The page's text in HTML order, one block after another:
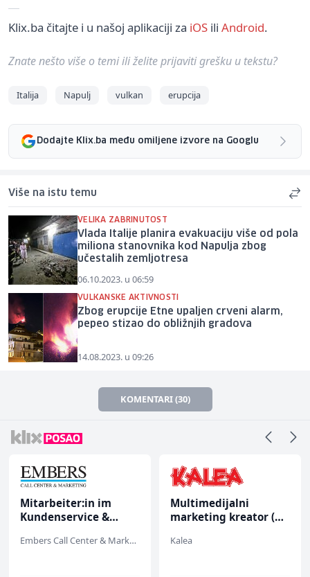
Klix.ba čitajte i u našoj aplikaciji za iOS ili Android.
Znate nešto više o temi ili želite prijaviti grešku u tekstu?
Italija Napulj vulkan erupcija
Dodajte Klix.ba među omiljene izvore na Googlu
Više na istu temu
VELIKA ZABRINUTOST
Vlada Italije planira evakuaciju više od pola
miliona stanovnika kod Napulja zbog
učestalih zemljotresa
06.10.2023. u 06:59
VULKANSKE AKTIVNOSTI
Zbog erupcije Etne upaljen crveni alarm,
pepeo stizao do obližnjih gradova
14.08.2023. u 09:26
KOMENTARI (30)
Mitarbeiter:in im
Kundenservice &
Embers Call Center & Marketing
Multimedijalni
marketing kreator (m/
Kalea